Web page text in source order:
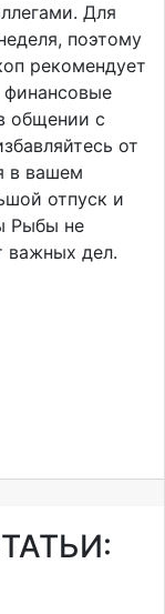
Для
поэтому
рекомендует
общении с
от
в вашем
отпуск и
Рыбы не
важных дел.